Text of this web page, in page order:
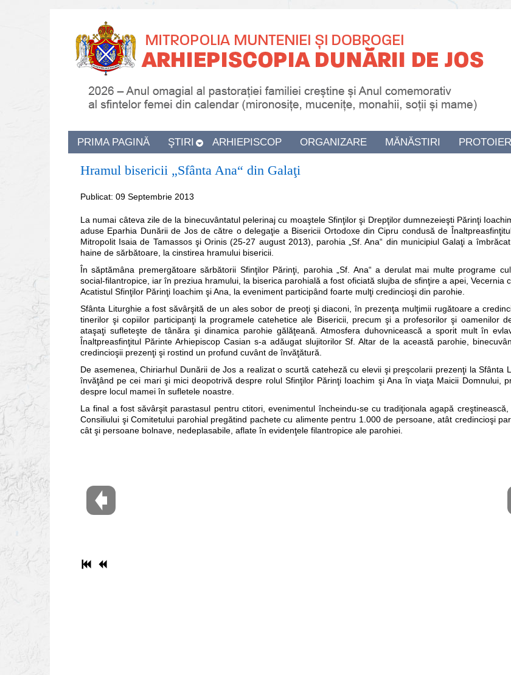
PRIMA PAGINĂ ŞTIRI ARHIEPISCOP ORGANIZARE MĂNĂSTIRI
Hramul bisericii „Sfânta Ana“ din Galaţi
Publicat: 09 Septembrie 2013
La numai câteva zile de la binecuvântatul pelerinaj cu moaştele Sfinţilor şi Drepţilor dumnezeieşti Părinţi
aduse Eparhia Dunării de Jos de către o delegaţie a Bisericii Ortodoxe din Cipru condusă de
Mitropolit Isaia de Tamassos şi Orinis (25-27 august 2013), parohia „Sf. Ana“ din municipiul Galaţi a
haine de sărbătoare, la cinstirea hramului bisericii.
În săptămâna premergătoare sărbătorii Sfinţilor Părinţi, parohia „Sf. Ana“ a derulat mai multe programe
social-filantropice, iar în preziua hramului, la biserica parohială a fost oficiată slujba de sfinţire a apei, Vecernia
Acatistul Sfinţilor Părinţi Ioachim şi Ana, la eveniment participând foarte mulţi credincioşi din parohie.
Sfânta Liturghie a fost săvârşită de un ales sobor de preoţi şi diaconi, în prezenţa mulţimii rugătoare a
tinerilor şi copiilor participanţi la programele catehetice ale Bisericii, precum şi a profesorilor şi oamenilor
ataşaţi sufleteşte de tânăra şi dinamica parohie gălăţeană. Atmosfera duhovnicească a sporit mult în
Înaltpreasfinţitul Părinte Arhiepiscop Casian s-a adăugat slujitorilor Sf. Altar de la această parohie,
credincioşii prezenţi şi rostind un profund cuvânt de învăţătură.
De asemenea, Chiriarhul Dunării de Jos a realizat o scurtă cateheză cu elevii şi preşcolarii prezenţi la Sfânta
învăţând pe cei mari şi mici deopotrivă despre rolul Sfinţilor Părinţi Ioachim şi Ana în viaţa Maicii Domnului,
despre locul mamei în sufletele noastre.
La final a fost săvârşit parastasul pentru ctitori, evenimentul încheindu-se cu tradiţionala agapă creştinească,
Consiliului şi Comitetului parohial pregătind pachete cu alimente pentru 1.000 de persoane, atât credincioşi
cât şi persoane bolnave, nedeplasabile, aflate în evidenţele filantropice ale parohiei.